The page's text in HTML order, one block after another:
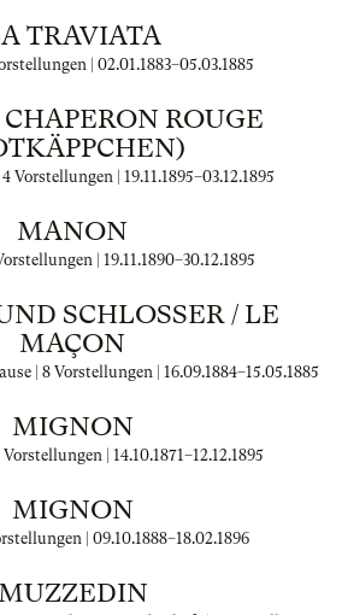
TRAVIATA
| 02.01.1883–05.03.1885
ROUGE
Vorstellungen | 19.11.1895–03.12.1895
MANON
| 19.11.1890–30.12.1895
SCHLOSSER / LE
MAÇON
| 8 Vorstellungen | 16.09.1884–15.05.1885
MIGNON
| 14.10.1871–12.12.1895
MIGNON
| 09.10.1888–18.02.1896